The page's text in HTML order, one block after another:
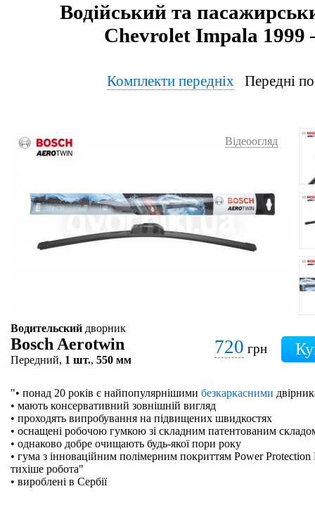
Водійський та
Chevrolet Impala 1999
Комплекти передніхПередні
Відеоогляд
Водительский дворник
Bosch Aerotwin
Передний, 1 шт., 550 мм
720 грн
"• понад 20 років є найпопулярнішими безкаркасними
• мають консервативний зовнішній вигляд
• проходять випробування на підвищених швидкостях
• оснащені робочою гумкою зі складним патентованим
• однаково добре очищають будь-якої пори року
• гума з інноваційним полімерним покриттям Power
тихіше робота"
• вироблені в Сербії